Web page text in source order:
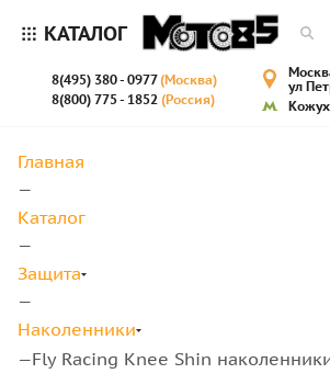
КАТАЛОГ
8(495) 380 - 0977(Москва)
8(800) 775 - 1852 (Россия)
ул
Главная
—
Каталог
—
Защита
—
Наколенники
—Fly Racing Knee Shin